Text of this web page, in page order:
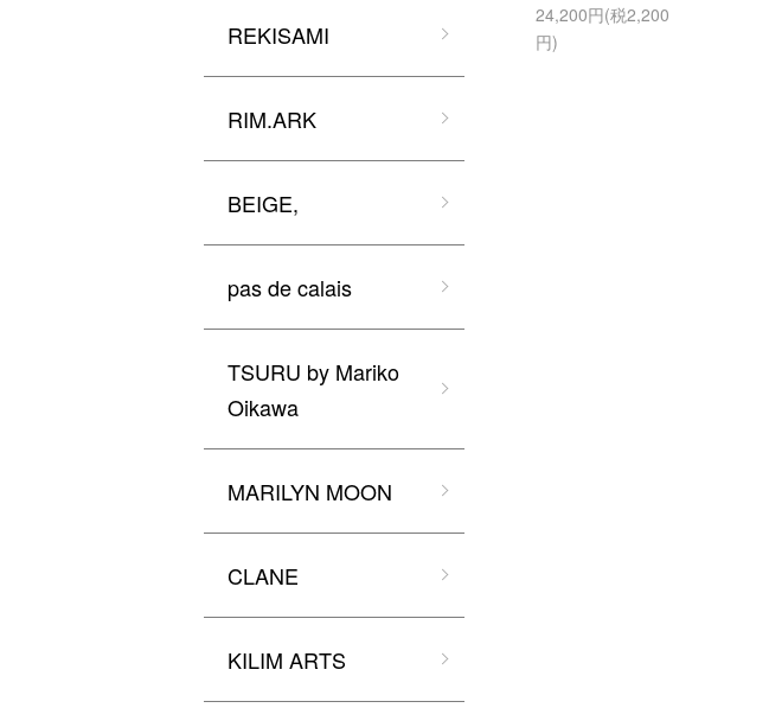
24,200円(税2,200
円)
REKISAMI
RIM.ARK
BEIGE,
pas de calais
TSURU by Mariko
Oikawa
MARILYN MOON
CLANE
KILIM ARTS